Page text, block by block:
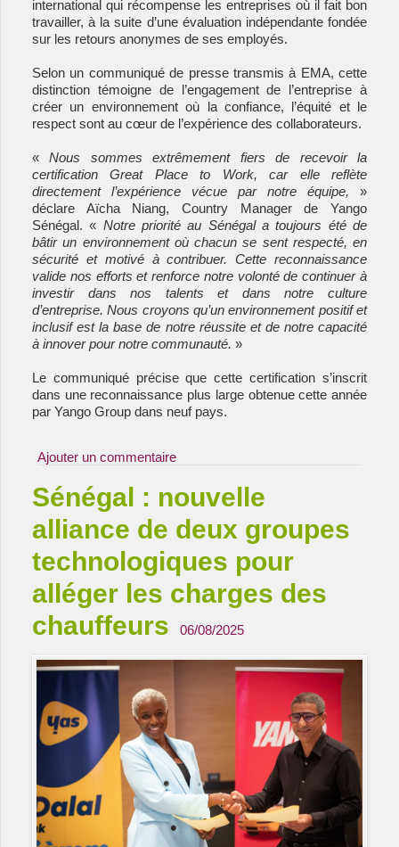
international qui récompense les entreprises où il fait bon
travailler, à la suite d’une évaluation indépendante fondée
sur les retours anonymes de ses employés.
Selon un communiqué de presse transmis à EMA, cette
distinction témoigne de l’engagement de l’entreprise à
créer un environnement où la confiance, l’équité et le
respect sont au cœur de l’expérience des collaborateurs.
«Nous sommes extrêmement fiers de recevoir la
certification Great Place to Work, car elle reflète
directement l’expérience vécue par notre équipe, »
déclare Aïcha Niang, Country Manager de Yango
Sénégal. « Notre priorité au Sénégal a toujours été de
bâtir un environnement où chacun se sent respecté, en
sécurité et motivé à contribuer. Cette reconnaissance
valide nos efforts et renforce notre volonté de continuer à
investir dans nos talents et dans notre culture
d’entreprise. Nous croyons qu’un environnement positif et
inclusif est la base de notre réussite et de notre capacité
à innover pour notre communauté. »
Le communiqué précise que cette certification s’inscrit
dans une reconnaissance plus large obtenue cette année
par Yango Group dans neuf pays.
Ajouter un commentaire
Sénégal : nouvelle
alliance de deux groupes
technologiques pour
alléger les charges des
chauffeurs
06/08/2025